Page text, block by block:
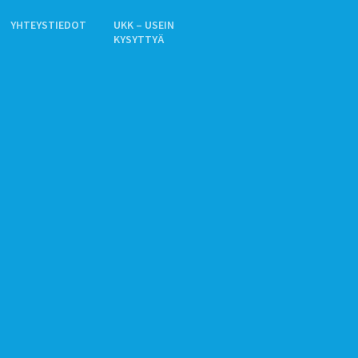
YHTEYSTIEDOT
UKK – USEIN
KYSYTTYÄ